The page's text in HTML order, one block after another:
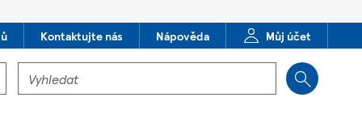
Kontaktujte nás Nápověda Můj účet
Vyhledat